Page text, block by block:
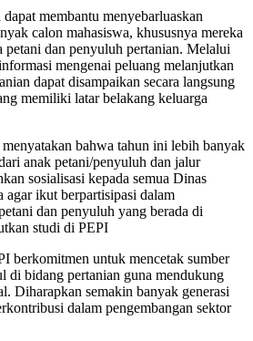
membantu menyebarluaskan
calon mahasiswa, khususnya mereka
petani dan penyuluh pertanian. Melalui
mengenai peluang melanjutkan
dapat disampaikan secara langsung
memiliki latar belakang keluarga
bahwa tahun ini lebih banyak
anak petani/penyuluh dan jalur
sosialisasi kepada semua Dinas
agar ikut berpartisipasi dalam
dan penyuluh yang berada di
studi di PEPI
berkomitmen untuk mencetak sumber
di bidang pertanian guna mendukung
Diharapkan semakin banyak generasi
dalam pengembangan sektor